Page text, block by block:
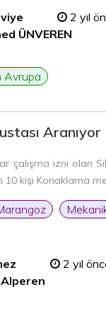
2 yıl
ÜNVEREN
Avrupa
Aranıyor
çalışma izni olan
10 kişi Konaklama
2 yıl